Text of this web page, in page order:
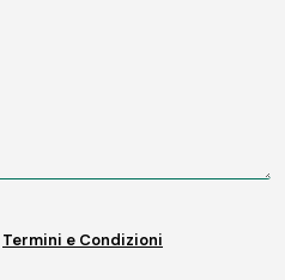
Termini e Condizioni